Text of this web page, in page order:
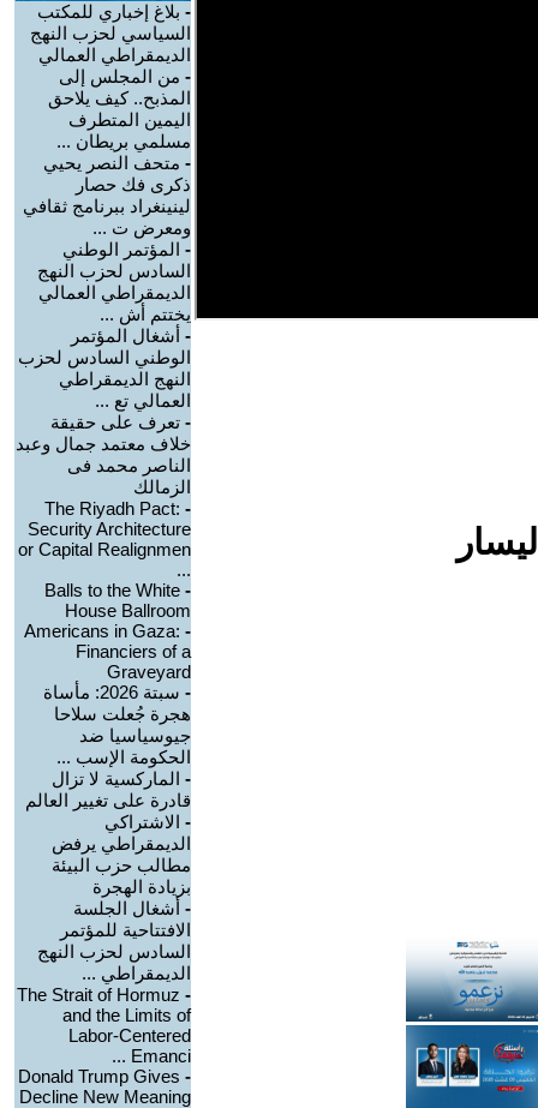
- بلاغ إخباري للمكتب
السياسي لحزب النهج
الديمقراطي العمالي
- من المجلس إلى
المذبح.. كيف يلاحق
اليمين المتطرف
مسلمي بريطان ...
- متحف النصر يحيي
ذكرى فك حصار
لينينغراد ببرنامج ثقافي
ومعرض ت ...
- المؤتمر الوطني
السادس لحزب النهج
الديمقراطي العمالي
يختتم أش ...
- أشغال المؤتمر
الوطني السادس لحزب
النهج الديمقراطي
العمالي تع ...
- تعرف على حقيقة
خلاف معتمد جمال وعبد
الناصر محمد فى
الزمالك
-
The Riyadh Pact:
Security Architecture
or Capital Realignmen
...
-
Balls to the White
House Ballroom
-
Americans in Gaza:
Financiers of a
Graveyard
-
سبتة 2026: مأساة
هجرة جُعلت سلاحا
جيوسياسيا ضد
الحكومة الإسب ...
- الماركسية لا تزال
قادرة على تغيير العالم
- الاشتراكي
الديمقراطي يرفض
مطالب حزب البيئة
بزيادة الهجرة
- أشغال الجلسة
الافتتاحية للمؤتمر
السادس لحزب النهج
الديمقراطي ...
-
The Strait of Hormuz
and the Limits of
Labor-Centered
Emanci ...
-
Donald Trump Gives
Decline New Meaning